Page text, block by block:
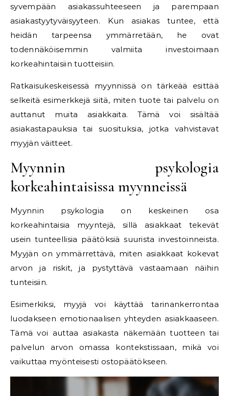
syvempään asiakassuhteeseen ja parempaan
asiakastyytyväisyyteen. Kun asiakas tuntee, että
heidän tarpeensa ymmärretään, he ovat
todennäköisemmin valmiita investoimaan
korkeahintaisiin tuotteisiin.
Ratkaisukeskeisessä myynnissä on tärkeää esittää
selkeitä esimerkkejä siitä, miten tuote tai palvelu on
auttanut muita asiakkaita. Tämä voi sisältää
asiakastapauksia tai suosituksia, jotka vahvistavat
myyjän väitteet.
Myynnin psykologia
korkeahintaisissa myynneissä
Myynnin psykologia on keskeinen osa
korkeahintaisia myyntejä, sillä asiakkaat tekevät
usein tunteellisia päätöksiä suurista investoinneista.
Myyjän on ymmärrettävä, miten asiakkaat kokevat
arvon ja riskit, ja pystyttävä vastaamaan näihin
tunteisiin.
Esimerkiksi, myyjä voi käyttää tarinankerrontaa
luodakseen emotionaalisen yhteyden asiakkaaseen.
Tämä voi auttaa asiakasta näkemään tuotteen tai
palvelun arvon omassa kontekstissaan, mikä voi
vaikuttaa myönteisesti ostopäätökseen.